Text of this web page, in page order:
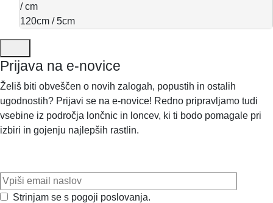
/ cm
120cm / 5cm
Prijava na e-novice
Želiš biti obveščen o novih zalogah, popustih in ostalih
ugodnostih? Prijavi se na e-novice! Redno pripravljamo tudi
vsebine iz področja lončnic in loncev, ki ti bodo pomagale pri
izbiri in gojenju najlepših rastlin.
Strinjam se s pogoji poslovanja.